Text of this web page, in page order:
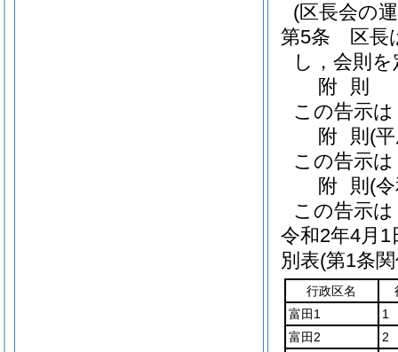
(区長会の
第5条
区長
し，会則
附 則
この告示
附 則 (
この告示
附 則 (
この告示
令和2年4月
別表(第1条
行政区名
富田1
1
富田2
2